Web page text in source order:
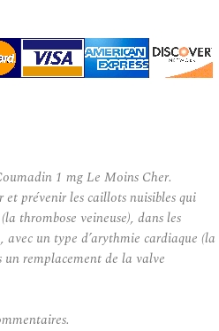
1 mg Le Moins Cher.
prévenir les caillots nuisibles qui
thrombose veineuse), dans les
un type d’arythmie cardiaque (la
remplacement de la valve